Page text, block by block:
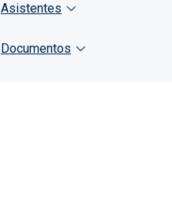
Asistentes
Documentos